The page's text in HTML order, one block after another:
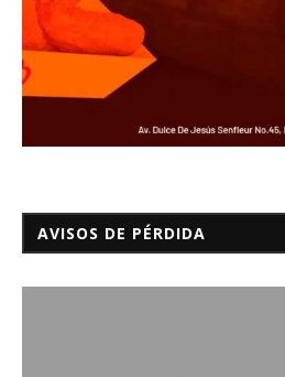
AVISOS DE PÉRDIDA